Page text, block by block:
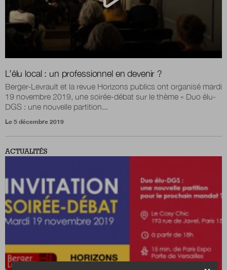
L’élu local : un professionnel en devenir ?
Berger-Levrault et la revue Horizons publics ont organisé mardi
19 novembre 2019, une soirée-débat sur le thème « Duo élu-
DGS : une nouvelle partition...
Le 5 décembre 2019
ACTUALITÉS